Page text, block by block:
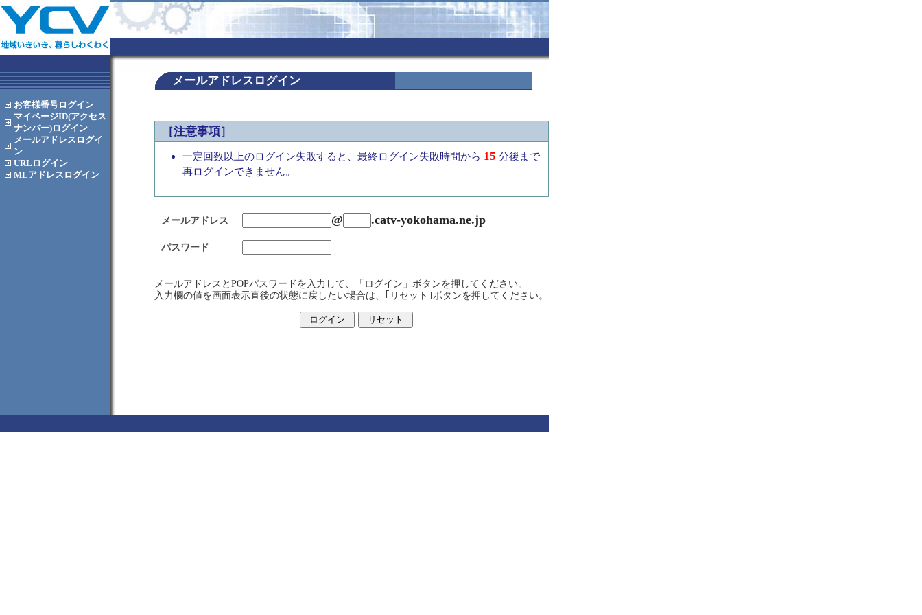
お客様番号ログイン
マイページID(アクセス
ナンバー)ログイン
メールアドレス ログイ
ン
URL ログイン
MLアドレス ログイン
メールアドレスログイン
［注意事項］
一定回数以上のログイン失敗すると、最終ログイン失敗時間から 15 分後まで
再ログインできません。
メールアドレス @ .catv-yokohama.ne.jp
パスワード
メールアドレスとPOPパスワードを入力して、「ログイン」ボタンを押してください。
入力欄の値を画面表示直後の状態に戻したい場合は、｢リセット｣ボタンを押してください。